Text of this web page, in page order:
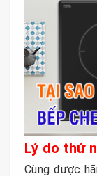
Lý do thứ
Cùng được